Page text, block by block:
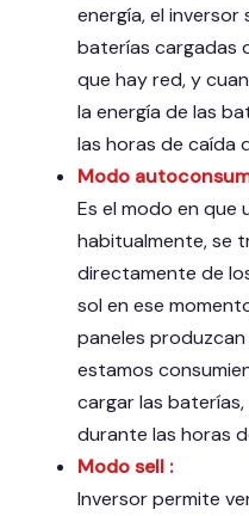
energía, el inversor
baterías cargadas
que hay red, y
la energía de las
las horas de caída
Modo
Es el modo en que
habitualmente, se
directamente de
sol en ese
paneles
estamos
cargar las
durante las horas
Modo sell :
Inversor permite